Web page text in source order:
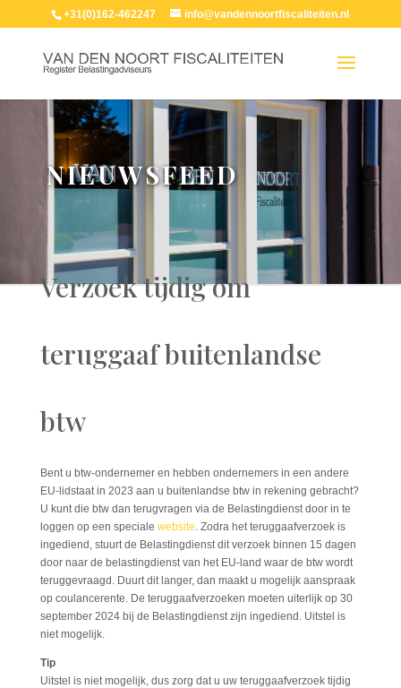
+31(0)162-462247 info@vandennoortfiscaliteiten.nl
NIEUWSFEED
Verzoek tijdig om
teruggaaf buitenlandse
btw
Bent u btw-ondernemer en hebben ondernemers in een andere
EU-lidstaat in 2023 aan u buitenlandse btw in rekening gebracht?
U kunt die btw dan terugvragen via de Belastingdienst door in te
loggen op een speciale website. Zodra het teruggaafverzoek is
ingediend, stuurt de Belastingdienst dit verzoek binnen 15 dagen
door naar de belastingdienst van het EU-land waar de btw wordt
teruggevraagd. Duurt dit langer, dan maakt u mogelijk aanspraak
op coulancerente. De teruggaafverzoeken moeten uiterlijk op 30
september 2024 bij de Belastingdienst zijn ingediend. Uitstel is
niet mogelijk.
Tip
Uitstel is niet mogelijk, dus zorg dat u uw teruggaafverzoek tijdig